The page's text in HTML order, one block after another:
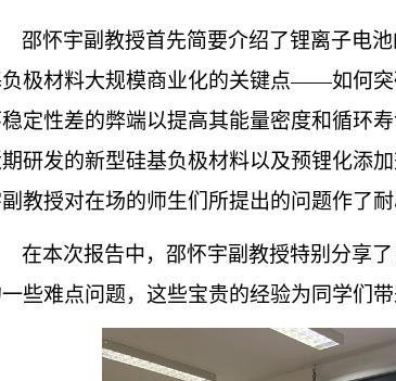
邵怀宇副教授首先简要介绍了锂离子电
极材料大规模商业化的关键点——如何
定性差的弊端以提高其能量密度和循环
研发的新型硅基负极材料以及预锂化添
教授对在场的师生们所提出的问题作了耐
在本次报告中，邵怀宇副教授特别分享
些难点问题，这些宝贵的经验为同学们